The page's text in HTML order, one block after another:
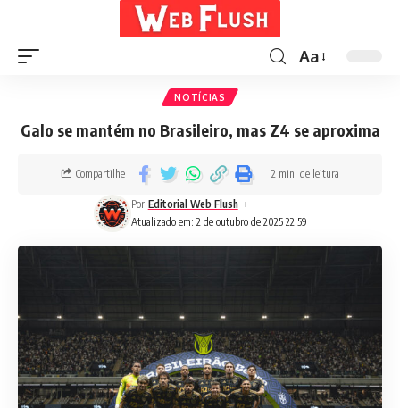
Aa
NOTÍCIAS
Galo se mantém no Brasileiro, mas Z4 se aproxima
Atualizado em: 2 de outubro de 2025 22:59
Por Editorial Web Flush
Compartilhe 2 min. de leitura